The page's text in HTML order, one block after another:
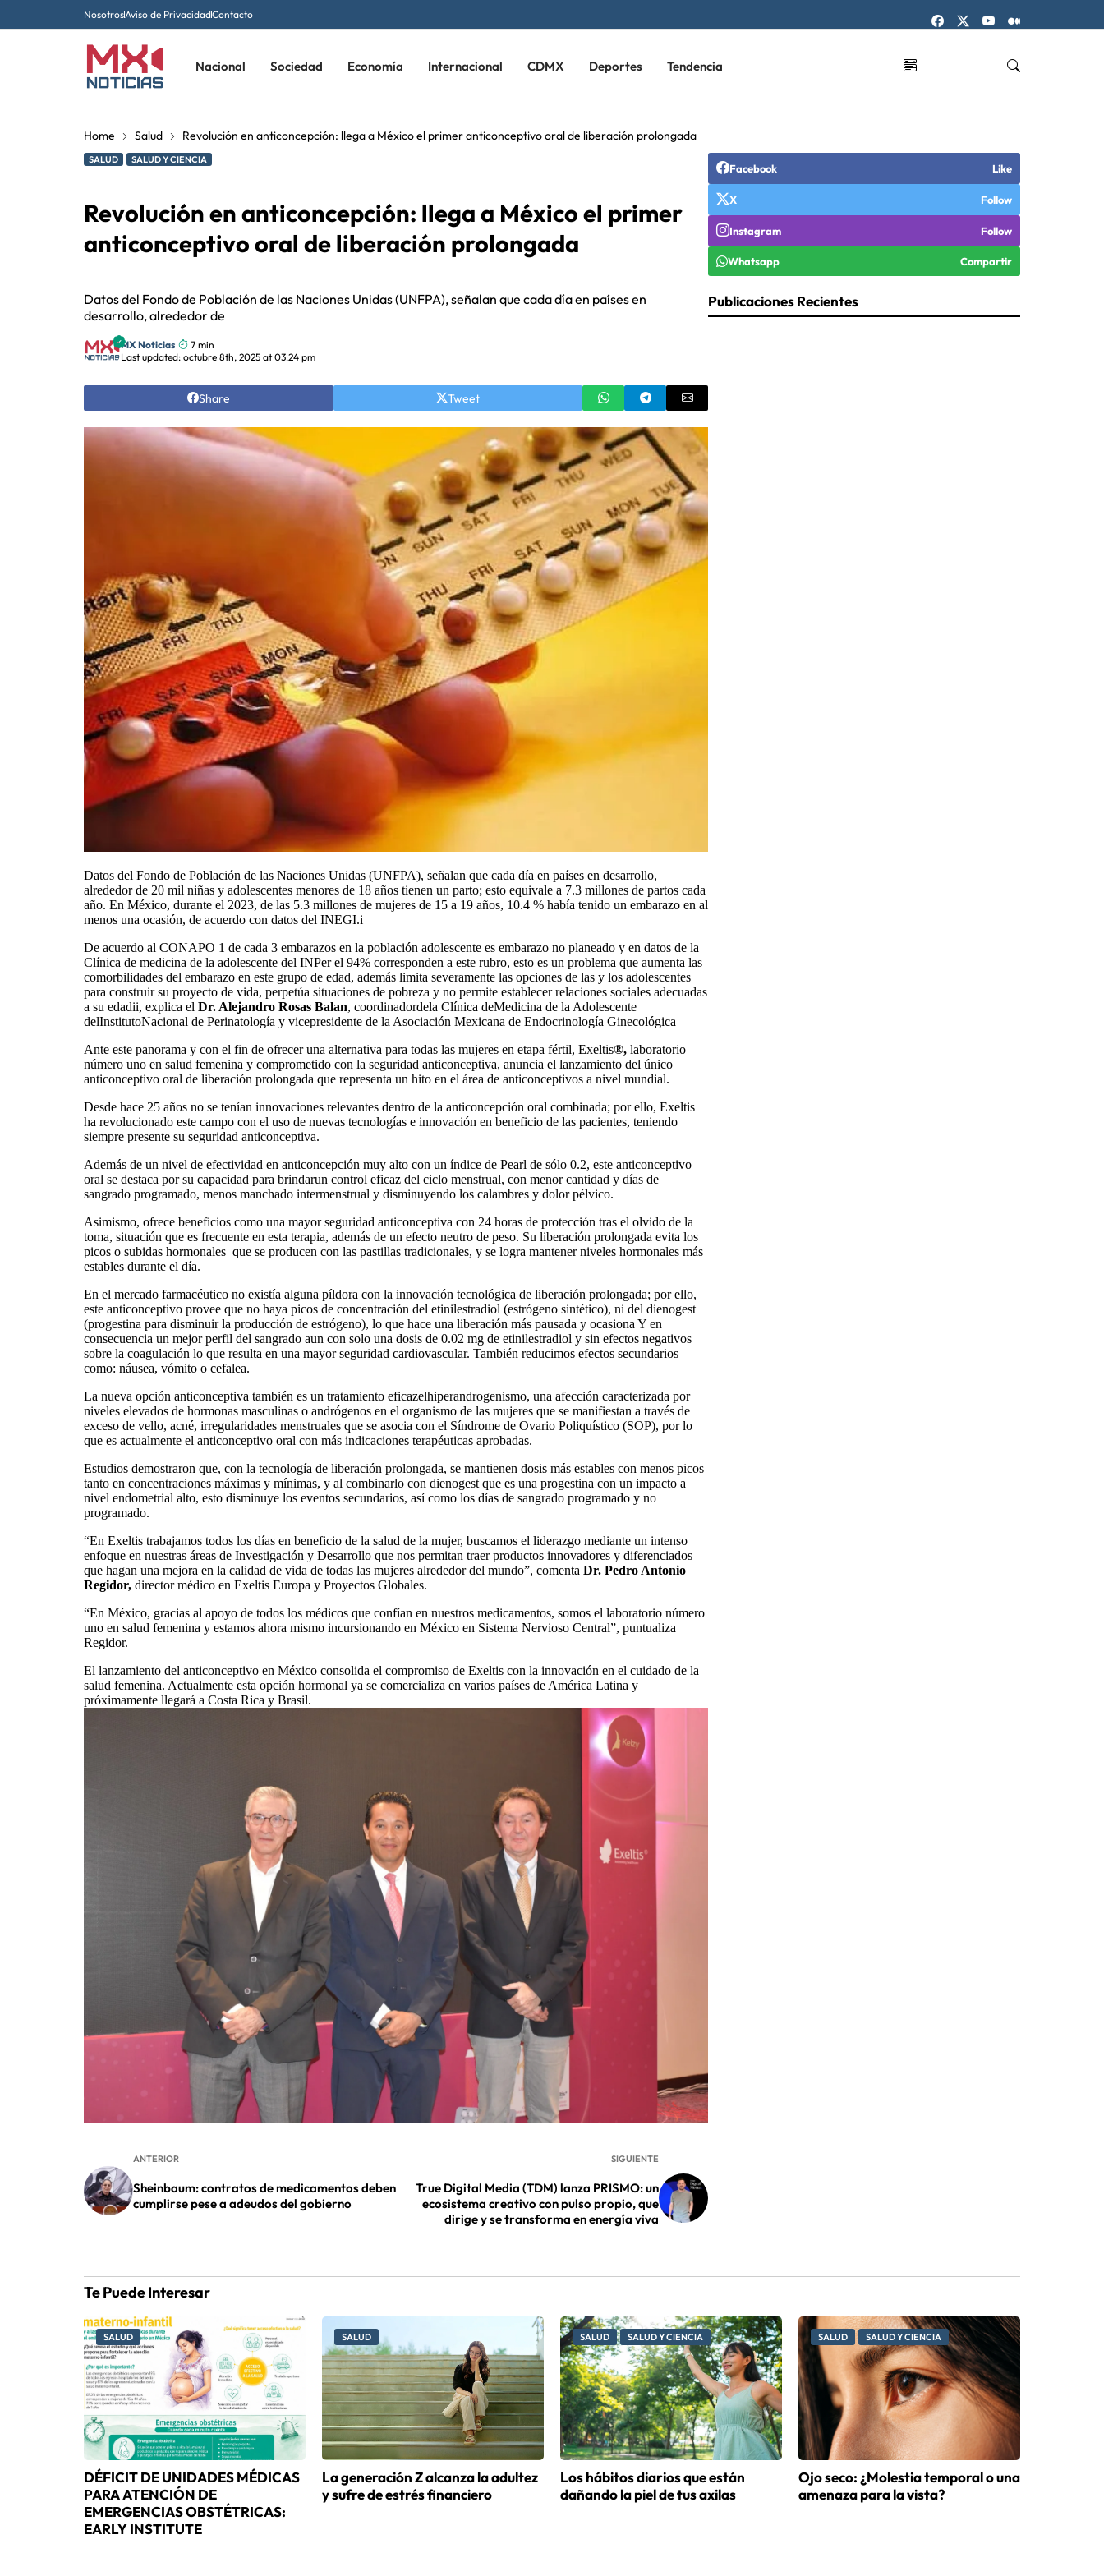
NosotrosAviso de PrivacidadContacto
Nacional Sociedad Economía Internacional CDMX Deportes Tendencia
Home Salud Revolución en anticoncepción: llega a México el primer anticonceptivo oral de liberación prolongada
SALUD SALUD Y CIENCIA
Revolución en anticoncepción: llega a México el primer
anticonceptivo oral de liberación prolongada
Datos del Fondo de Población de las Naciones Unidas (UNFPA), señalan que cada día en países en
desarrollo, alrededor de
MX Noticias
7 min
Last updated: octubre 8th, 2025 at 03:24 pm
Share Tweet
Datos del Fondo de Población de las Naciones Unidas (UNFPA), señalan que cada día en países en desarrollo,
alrededor de 20 mil niñas y adolescentes menores de 18 años tienen un parto; esto equivale a 7.3 millones de partos cada
año. En México, durante el 2023, de las 5.3 millones de mujeres de 15 a 19 años, 10.4 % había tenido un embarazo en al
menos una ocasión, de acuerdo con datos del INEGI.i
De acuerdo al CONAPO 1 de cada 3 embarazos en la población adolescente es embarazo no planeado y en datos de la
Clínica de medicina de la adolescente del INPer el 94% corresponden a este rubro, esto es un problema que aumenta las
comorbilidades del embarazo en este grupo de edad, además limita severamente las opciones de las y los adolescentes
para construir su proyecto de vida, perpetúa situaciones de pobreza y no permite establecer relaciones sociales adecuadas
a su edadii, explica el Dr. Alejandro Rosas Balan, coordinadordela Clínica deMedicina de la Adolescente
delInstitutoNacional de Perinatología y vicepresidente de la Asociación Mexicana de Endocrinología Ginecológica
Ante este panorama y con el fin de ofrecer una alternativa para todas las mujeres en etapa fértil, Exeltis®, laboratorio
número uno en salud femenina y comprometido con la seguridad anticonceptiva, anuncia el lanzamiento del único
anticonceptivo oral de liberación prolongada que representa un hito en el área de anticonceptivos a nivel mundial.
Desde hace 25 años no se tenían innovaciones relevantes dentro de la anticoncepción oral combinada; por ello, Exeltis
ha revolucionado este campo con el uso de nuevas tecnologías e innovación en beneficio de las pacientes, teniendo
siempre presente su seguridad anticonceptiva.
Además de un nivel de efectividad en anticoncepción muy alto con un índice de Pearl de sólo 0.2, este anticonceptivo
oral se destaca por su capacidad para brindarun control eficaz del ciclo menstrual, con menor cantidad y días de
sangrado programado, menos manchado intermenstrual y disminuyendo los calambres y dolor pélvico.
Asimismo, ofrece beneficios como una mayor seguridad anticonceptiva con 24 horas de protección tras el olvido de la
toma, situación que es frecuente en esta terapia, además de un efecto neutro de peso. Su liberación prolongada evita los
picos o subidas hormonales que se producen con las pastillas tradicionales, y se logra mantener niveles hormonales más
estables durante el día.
En el mercado farmacéutico no existía alguna píldora con la innovación tecnológica de liberación prolongada; por ello,
este anticonceptivo provee que no haya picos de concentración del etinilestradiol (estrógeno sintético), ni del dienogest
(progestina para disminuir la producción de estrógeno), lo que hace una liberación más pausada y ocasiona Y en
consecuencia un mejor perfil del sangrado aun con solo una dosis de 0.02 mg de etinilestradiol y sin efectos negativos
sobre la coagulación lo que resulta en una mayor seguridad cardiovascular. También reducimos efectos secundarios
como: náusea, vómito o cefalea.
La nueva opción anticonceptiva también es un tratamiento eficazelhiperandrogenismo, una afección caracterizada por
niveles elevados de hormonas masculinas o andrógenos en el organismo de las mujeres que se manifiestan a través de
exceso de vello, acné, irregularidades menstruales que se asocia con el Síndrome de Ovario Poliquístico (SOP), por lo
que es actualmente el anticonceptivo oral con más indicaciones terapéuticas aprobadas.
Estudios demostraron que, con la tecnología de liberación prolongada, se mantienen dosis más estables con menos picos
tanto en concentraciones máximas y mínimas, y al combinarlo con dienogest que es una progestina con un impacto a
nivel endometrial alto, esto disminuye los eventos secundarios, así como los días de sangrado programado y no
programado.
“En Exeltis trabajamos todos los días en beneficio de la salud de la mujer, buscamos el liderazgo mediante un intenso
enfoque en nuestras áreas de Investigación y Desarrollo que nos permitan traer productos innovadores y diferenciados
que hagan una mejora en la calidad de vida de todas las mujeres alrededor del mundo”, comenta Dr. Pedro Antonio
Regidor, director médico en Exeltis Europa y Proyectos Globales.
“En México, gracias al apoyo de todos los médicos que confían en nuestros medicamentos, somos el laboratorio número
uno en salud femenina y estamos ahora mismo incursionando en México en Sistema Nervioso Central”, puntualiza
Regidor.
El lanzamiento del anticonceptivo en México consolida el compromiso de Exeltis con la innovación en el cuidado de la
salud femenina. Actualmente esta opción hormonal ya se comercializa en varios países de América Latina y
próximamente llegará a Costa Rica y Brasil.
ANTERIOR
Sheinbaum: contratos de medicamentos deben
cumplirse pese a adeudos del gobierno
SIGUIENTE
True Digital Media (TDM) lanza PRISMO: un
ecosistema creativo con pulso propio, que
dirige y se transforma en energía viva
Facebook Like
X Follow
Instagram Follow
Whatsapp Compartir
Publicaciones Recientes
Te Puede Interesar
SALUD
DÉFICIT DE UNIDADES MÉDICAS
PARA ATENCIÓN DE
EMERGENCIAS OBSTÉTRICAS:
EARLY INSTITUTE
SALUD
La generación Z alcanza la adultez
y sufre de estrés financiero
SALUD SALUD Y CIENCIA
Los hábitos diarios que están
dañando la piel de tus axilas
SALUD SALUD Y CIENCIA
Ojo seco: ¿Molestia temporal o una
amenaza para la vista?